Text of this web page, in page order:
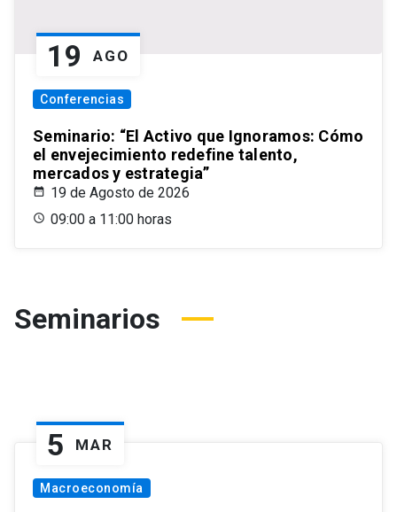
19 AGO
Conferencias
Seminario: “El Activo que Ignoramos: Cómo
el envejecimiento redefine talento,
mercados y estrategia”
19 de Agosto de 2026
09:00 a 11:00 horas
Seminarios
5 MAR
Macroeconomía